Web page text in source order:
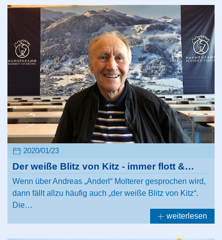
2020/01/23
Der weiße Blitz von Kitz - immer flott &…
Wenn über Andreas „Anderl“ Molterer gesprochen wird,
dann fällt allzu häufig auch „der weiße Blitz von Kitz“.
Die…
weiterlesen